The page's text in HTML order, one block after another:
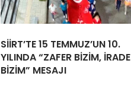
SİİRT’TE 15 TEMMUZ’UN 10.
YILINDA “ZAFER BİZİM, İRADE
BİZİM” MESAJI